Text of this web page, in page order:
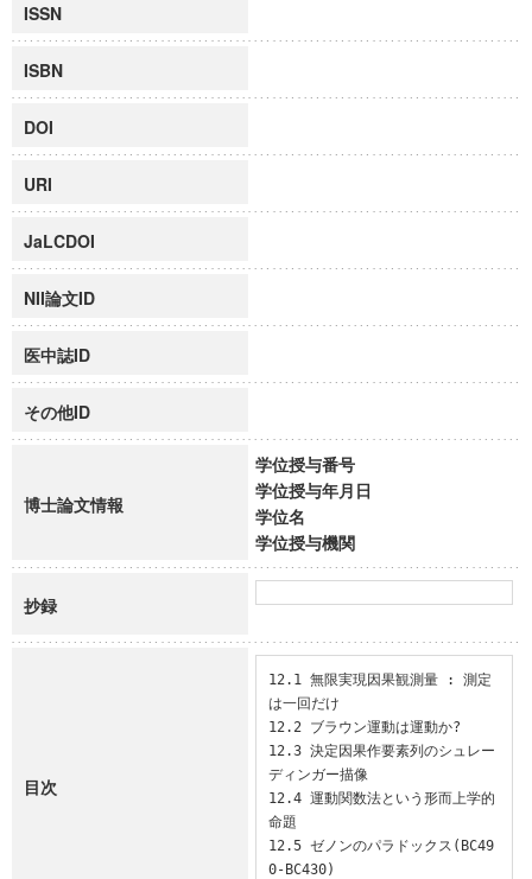
ISSN
ISBN
DOI
URI
JaLCDOI
NII論文ID
医中誌ID
その他ID
博士論文情報
学位授与番号
学位授与年月日
学位名
学位授与機関
抄録
目次
12.1 無限実現因果観測量 : 測定
は一回だけ
12.2 ブラウン運動は運動か?
12.3 決定因果作要素列のシュレー
ディンガー描像
12.4 運動関数法という形而上学的
命題
12.5 ゼノンのパラドックス(BC49
0-BC430)